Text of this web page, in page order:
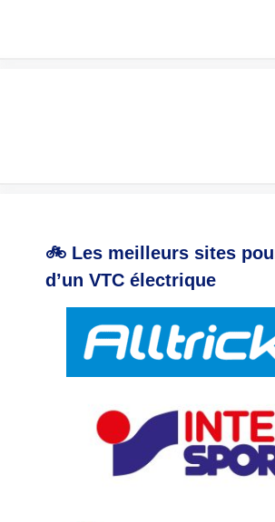
🚲 Les meilleurs sites
d’un VTC électrique